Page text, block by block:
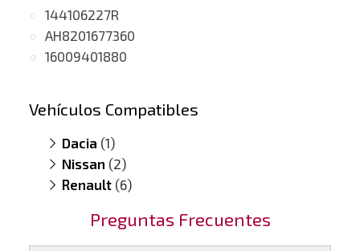
144106227R
AH8201677360
16009401880
Vehículos Compatibles
Dacia (1)
Lodgy 1.5 DCI
Nissan (2)
Juke 1.5(dCi, motor K9K)
Renault (6)
Clio 1.5 DCI (motor K9K)
Kadjar 1.5(DCI, motor K9K)
Preguntas Frecuentes